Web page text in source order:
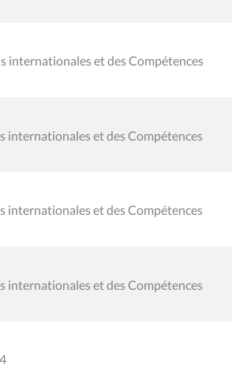
internationales et des Compétences
internationales et des Compétences
internationales et des Compétences
internationales et des Compétences